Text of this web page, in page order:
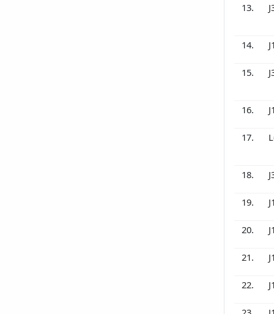
13.
14.
15.
16.
17.
18.
19.
20.
21.
22.